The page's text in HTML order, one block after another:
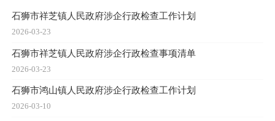
石狮市祥芝镇人民政府涉企行政检查工作计划
2026-03-23
石狮市祥芝镇人民政府涉企行政检查事项清单
2026-03-23
石狮市鸿山镇人民政府涉企行政检查工作计划
2026-03-10